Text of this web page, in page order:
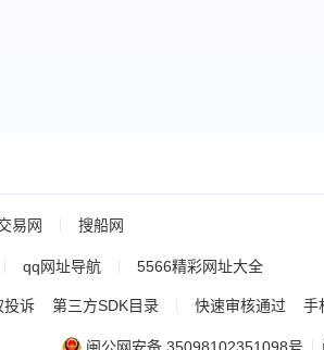
易网 搜船网
qq网址导航 5566精彩网址大全
投诉 第三方SDK目录 快速审核通过 手